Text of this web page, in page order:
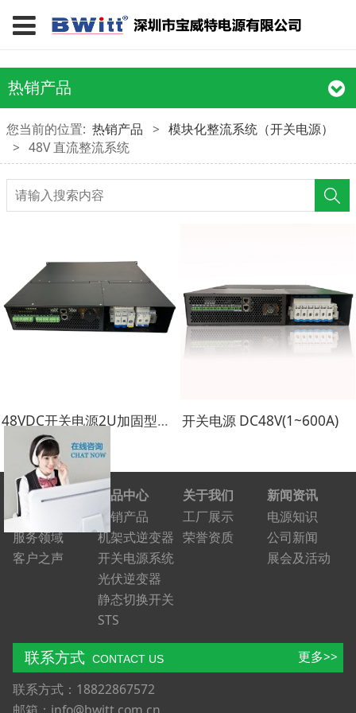
热销产品
您当前的位置: 热销产品 > 模块化整流系统（开关电源）
> 48V 直流整流系统
48VDC开关电源2U加固型备用电源系统 开关电源 DC48V(1~600A)
解决方案
常见问题
服务领域
客户之声
产品中心
热销产品
机架式逆变器
开关电源系统
光伏逆变器
静态切换开关
STS
关于我们
工厂展示
荣誉资质
新闻资讯
电源知识
公司新闻
展会及活动
联系方式 CONTACT US
更多>>
联系方式：18822867572
邮箱：info@bwitt.com.cn